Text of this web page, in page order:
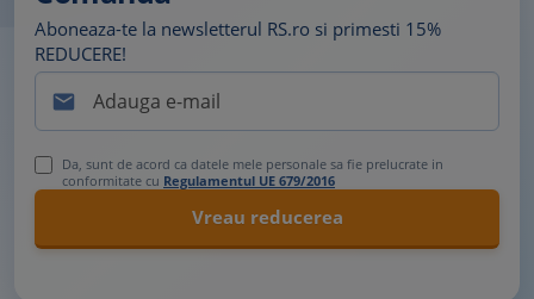
Aboneaza-te la newsletterul RS.ro si primesti 15%
REDUCERE!

Da, sunt de acord ca datele mele personale sa fie prelucrate in
conformitate cu Regulamentul UE 679/2016